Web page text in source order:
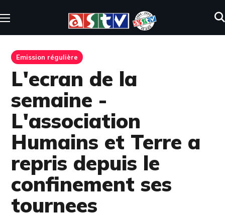
Emission régulière
L'ecran de la
semaine -
L'association
Humains et Terre a
repris depuis le
confinement ses
tournees